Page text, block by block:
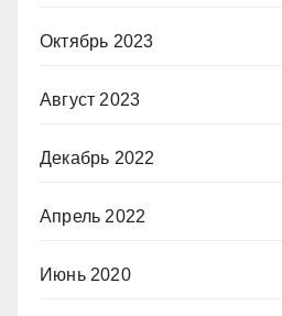
Октябрь 2023
Август 2023
Декабрь 2022
Апрель 2022
Июнь 2020